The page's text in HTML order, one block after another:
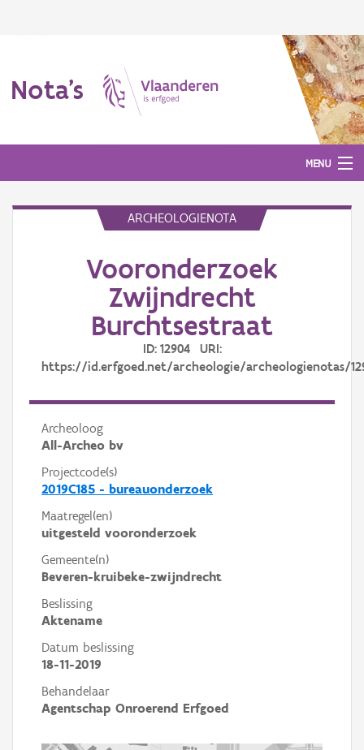
Nota's
MENU
ARCHEOLOGIENOTA
Vooronderzoek
Zwijndrecht
Burchtsestraat
ID: 12904 URI:
https://id.erfgoed.net/archeologie/archeologienotas/
Archeoloog
All-Archeo bv
Projectcode(s)
2019C185 - bureauonderzoek
Maatregel(en)
uitgesteld vooronderzoek
Gemeente(n)
Beveren-kruibeke-zwijndrecht
Beslissing
Aktename
Datum beslissing
18-11-2019
Behandelaar
Agentschap Onroerend Erfgoed